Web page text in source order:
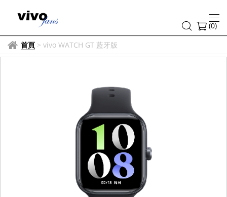
(0)
首頁 > vivo WATCH GT 藍牙版